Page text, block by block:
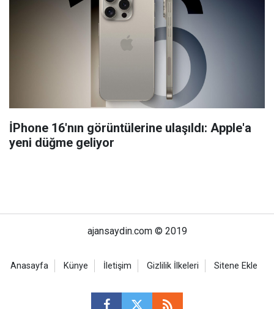
İPhone 16'nın görüntülerine ulaşıldı: Apple'a
yeni düğme geliyor
ajansaydin.com © 2019
Anasayfa Künye İletişim Gizlilik İlkeleri Sitene Ekle